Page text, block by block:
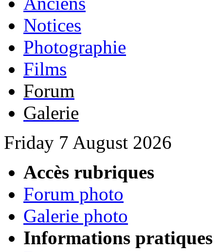
Notices
Photographie
Films
Forum
Galerie
Friday 7 August 2026
Accès rubriques
Forum photo
Galerie photo
Informations pratiques